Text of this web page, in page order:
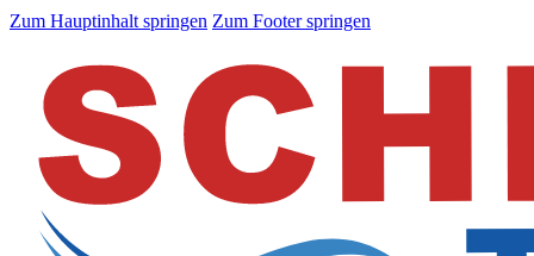
Zum Hauptinhalt springen Zum Footer springen